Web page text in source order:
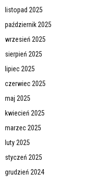
listopad 2025
październik 2025
wrzesień 2025
sierpień 2025
lipiec 2025
czerwiec 2025
maj 2025
kwiecień 2025
marzec 2025
luty 2025
styczeń 2025
grudzień 2024